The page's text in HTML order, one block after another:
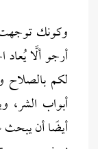
وكونك توجهت
أرجو ألَّا يُعاد
لكم بالصلاح
أبواب الشر،
أيضًا أن يبحث